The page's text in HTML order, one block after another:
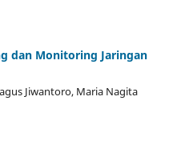
dan Monitoring Jaringan
Jiwantoro, Maria Nagita